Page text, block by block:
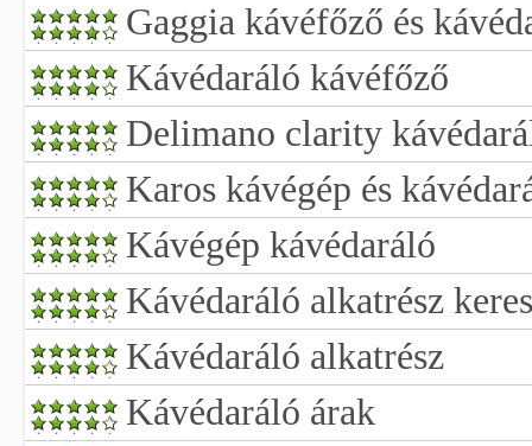
Gaggia kávéfőző és
Kávédaráló kávéfőző
Delimano clarity
Karos kávégép és
Kávégép kávédaráló
Kávédaráló alkatrész
Kávédaráló alkatrész
Kávédaráló árak